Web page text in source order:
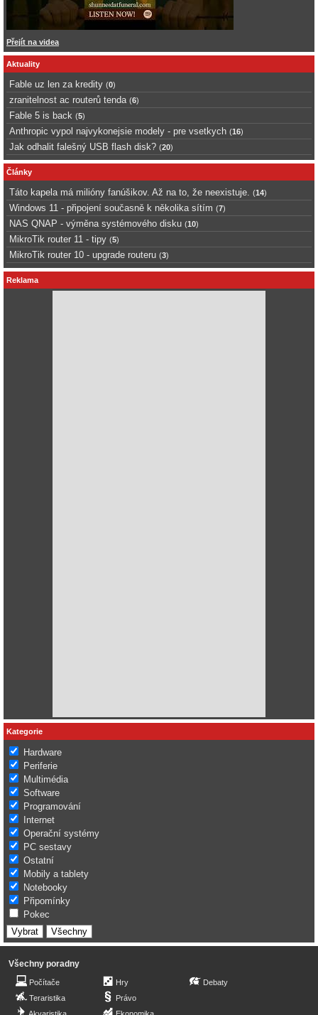
Přejít na videa
Aktuality
Fable uz len za kredity (0)
zranitelnost ac routerů tenda (6)
Fable 5 is back (5)
Anthropic vypol najvykonejsie modely - pre vsetkych (16)
Jak odhalit falešný USB flash disk? (20)
Články
Táto kapela má milióny fanúšikov. Až na to, že neexistuje. (14)
Windows 11 - připojení současně k několika sítím (7)
NAS QNAP - výměna systémového disku (10)
MikroTik router 11 - tipy (5)
MikroTik router 10 - upgrade routeru (3)
Reklama
Kategorie
Hardware
Periferie
Multimédia
Software
Programování
Internet
Operační systémy
PC sestavy
Ostatní
Mobily a tablety
Notebooky
Připomínky
Pokec
Všechny poradny
Počítače
Teraristika
Hry
Právo
Debaty